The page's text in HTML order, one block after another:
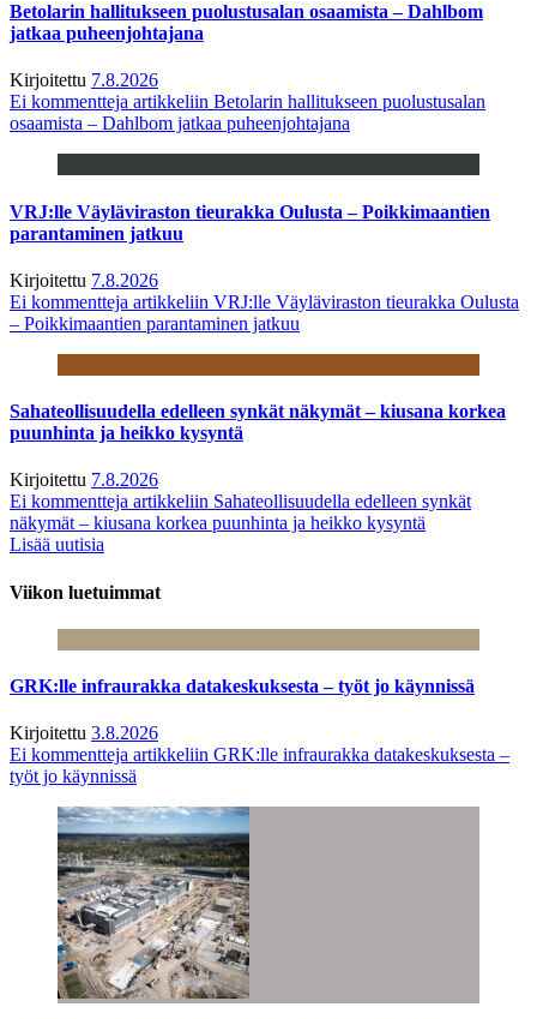
Betolarin hallitukseen puolustusalan osaamista – Dahlbom
jatkaa puheenjohtajana
Kirjoitettu 7.8.2026
Ei kommentteja artikkeliin Betolarin hallitukseen puolustusalan
osaamista – Dahlbom jatkaa puheenjohtajana
VRJ:lle Väyläviraston tieurakka Oulusta – Poikkimaantien
parantaminen jatkuu
Kirjoitettu 7.8.2026
Ei kommentteja artikkeliin VRJ:lle Väyläviraston tieurakka Oulusta
– Poikkimaantien parantaminen jatkuu
Sahateollisuudella edelleen synkät näkymät – kiusana korkea
puunhinta ja heikko kysyntä
Kirjoitettu 7.8.2026
Ei kommentteja artikkeliin Sahateollisuudella edelleen synkät
näkymät – kiusana korkea puunhinta ja heikko kysyntä
Lisää uutisia
Viikon luetuimmat
GRK:lle infraurakka datakeskuksesta – työt jo käynnissä
Kirjoitettu 3.8.2026
Ei kommentteja artikkeliin GRK:lle infraurakka datakeskuksesta –
työt jo käynnissä